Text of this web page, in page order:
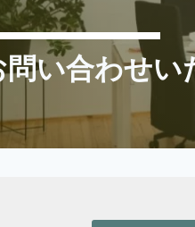
問い合わせ